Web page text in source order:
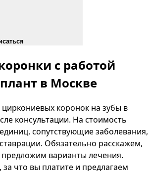
с работой
в Москве
коронок на зубы в
консультации. На стоимость
сопутствующие заболевания,
Обязательно расскажем,
варианты лечения.
что вы платите и предлагаем